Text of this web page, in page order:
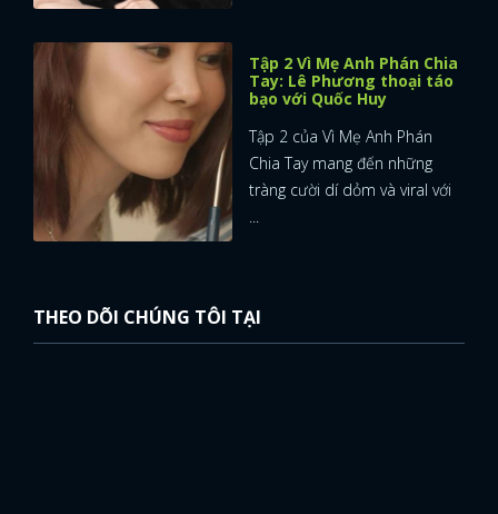
Tập 2 Vì Mẹ Anh Phán Chia
Tay: Lê Phương thoại táo
bạo với Quốc Huy
Tập 2 của Vì Mẹ Anh Phán
Chia Tay mang đến những
tràng cười dí dỏm và viral với
...
THEO DÕI CHÚNG TÔI TẠI